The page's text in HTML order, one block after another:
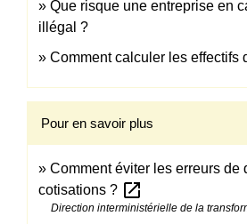
Que risque une entreprise en
illégal ?
Comment calculer les effectifs
Pour en savoir plus
Comment éviter les erreurs de
cotisations ? open_in_new
Direction interministérielle de la